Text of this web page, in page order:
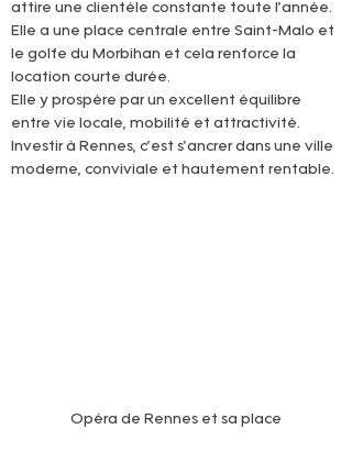
attire une clientèle constante toute l’année.
Elle a une place centrale entre Saint-Malo et
le golfe du Morbihan et cela renforce la
location courte durée.
Elle y prospère par un excellent équilibre
entre vie locale, mobilité et attractivité.
Investir à Rennes, c’est s’ancrer dans une ville
moderne, conviviale et hautement rentable.
Opéra de Rennes et sa place